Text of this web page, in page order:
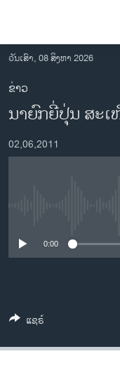
ເຂົ້າ
ຫາ
ຂ້າມ
ຂ້າມ
ໄປ
ອາເມຣິກາ
ການເລືອກຕັ້ງ ປະທານາທີ
ອິດສະຫຼະພາບດ້ານການ
ວິທະຍາສາດ-ເທັກໂນໂລຈີ
ທຸລະກິດ
ວັນເສົາ, 08 ສິງຫາ 2026
ຂ່າວ
ນາຍົກຍີ່ປຸ່ນ ສະ
02,06,2011
0:00
ແຊຣ໌